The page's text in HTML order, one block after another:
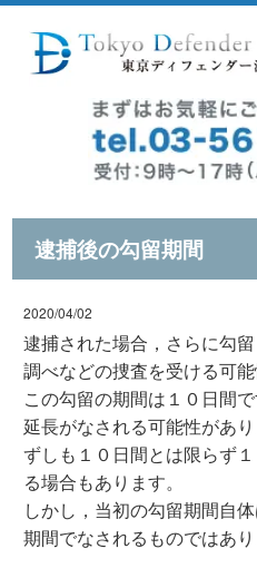
逮捕後の勾留期間
2020/04/02
逮捕された場合，さらに勾
調べなどの捜査を受ける可能
この勾留の期間は１０日間
延長がなされる可能性があ
ずしも１０日間とは限らず
る場合もあります。
しかし，当初の勾留期間自
期間でなされるものではあり